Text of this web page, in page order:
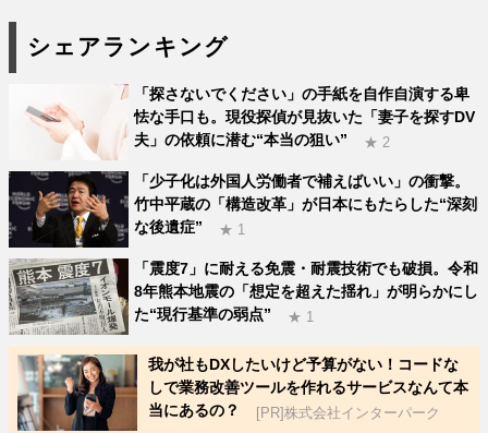
シェアランキング
「探さないでください」の手紙を自作自演する卑
怯な手口も。現役探偵が見抜いた「妻子を探すDV
夫」の依頼に潜む“本当の狙い”
★ 2
「少子化は外国人労働者で補えばいい」の衝撃。
竹中平蔵の「構造改革」が日本にもたらした“深刻
な後遺症”
★ 1
「震度7」に耐える免震・耐震技術でも破損。令和
8年熊本地震の「想定を超えた揺れ」が明らかにし
た“現行基準の弱点”
★ 1
我が社もDXしたいけど予算がない！コードな
しで業務改善ツールを作れるサービスなんて本
当にあるの？
[PR]株式会社インターパーク